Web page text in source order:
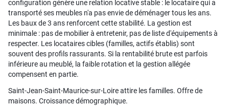
configuration génère une relation locative stable : le locataire qui a
transporté ses meubles n'a pas envie de déménager tous les ans.
Les baux de 3 ans renforcent cette stabilité. La gestion est
minimale : pas de mobilier à entretenir, pas de liste d'équipements à
respecter. Les locataires cibles (familles, actifs établis) sont
souvent des profils rassurants. Si la rentabilité brute est parfois
inférieure au meublé, la faible rotation et la gestion allégée
compensent en partie.
Saint-Jean-Saint-Maurice-sur-Loire attire les familles. Offre de
maisons. Croissance démographique.